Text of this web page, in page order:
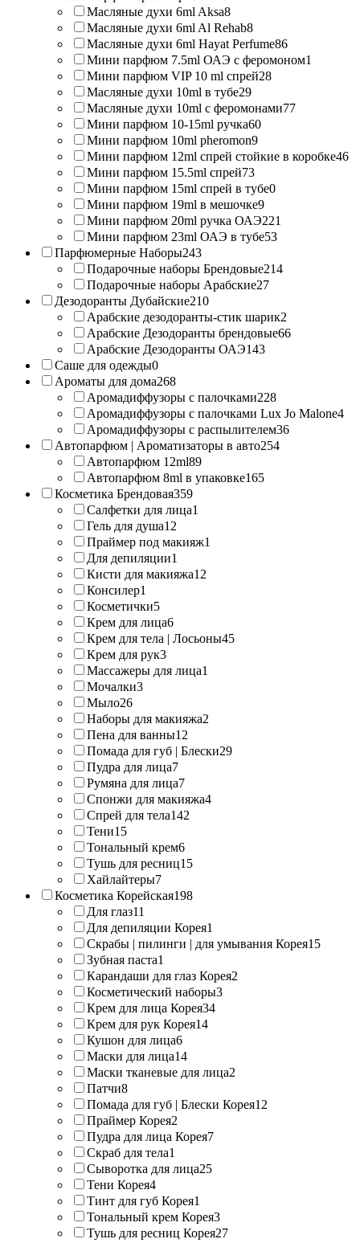
Масляные духи 6ml Aksa8
Масляные духи 6ml Al Rehab8
Масляные духи 6ml Hayat Perfume86
Мини парфюм 7.5ml ОАЭ с феромоном1
Мини парфюм VIP 10 ml спрей28
Масляные духи 10ml в тубе29
Масляные духи 10ml с феромонами77
Мини парфюм 10-15ml ручка60
Мини парфюм 10ml pheromon9
Мини парфюм 12ml спрей стойкие в коробке46
Мини парфюм 15.5ml спрей73
Мини парфюм 15ml спрей в тубе0
Мини парфюм 19ml в мешочке9
Мини парфюм 20ml ручка ОАЭ221
Мини парфюм 23ml ОАЭ в тубе53
Парфюмерные Наборы243
Подарочные наборы Брендовые214
Подарочные наборы Арабские27
Дезодоранты Дубайские210
Арабские дезодоранты-стик шарик2
Арабские Дезодоранты брендовые66
Арабские Дезодоранты ОАЭ143
Саше для одежды0
Ароматы для дома268
Аромадиффузоры с палочками228
Аромадиффузоры с палочками Lux Jo Malone4
Аромадиффузоры с распылителем36
Автопарфюм | Ароматизаторы в авто254
Автопарфюм 12ml89
Автопарфюм 8ml в упаковке165
Косметика Брендовая359
Салфетки для лица1
Гель для душа12
Праймер под макияж1
Для депиляции1
Кисти для макияжа12
Консилер1
Косметички5
Крем для лица6
Крем для тела | Лосьоны45
Крем для рук3
Массажеры для лица1
Мочалки3
Мыло26
Наборы для макияжа2
Пена для ванны12
Помада для губ | Блески29
Пудра для лица7
Румяна для лица7
Спонжи для макияжа4
Спрей для тела142
Тени15
Тональный крем6
Тушь для ресниц15
Хайлайтеры7
Косметика Корейская198
Для глаз11
Для депиляции Корея1
Скрабы | пилинги | для умывания Корея15
Зубная паста1
Карандаши для глаз Корея2
Косметический наборы3
Крем для лица Корея34
Крем для рук Корея14
Кушон для лица6
Маски для лица14
Маски тканевые для лица2
Патчи8
Помада для губ | Блески Корея12
Праймер Корея2
Пудра для лица Корея7
Скраб для тела1
Сыворотка для лица25
Тени Корея4
Тинт для губ Корея1
Тональный крем Корея3
Тушь для ресниц Корея27